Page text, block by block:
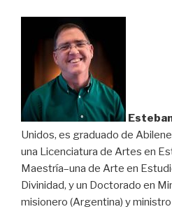
Unidos, es graduado de
una Licenciatura de Artes en
Maestría–una de Arte en
Divinidad, y un Doctorado en
misionero (Argentina) y ministro